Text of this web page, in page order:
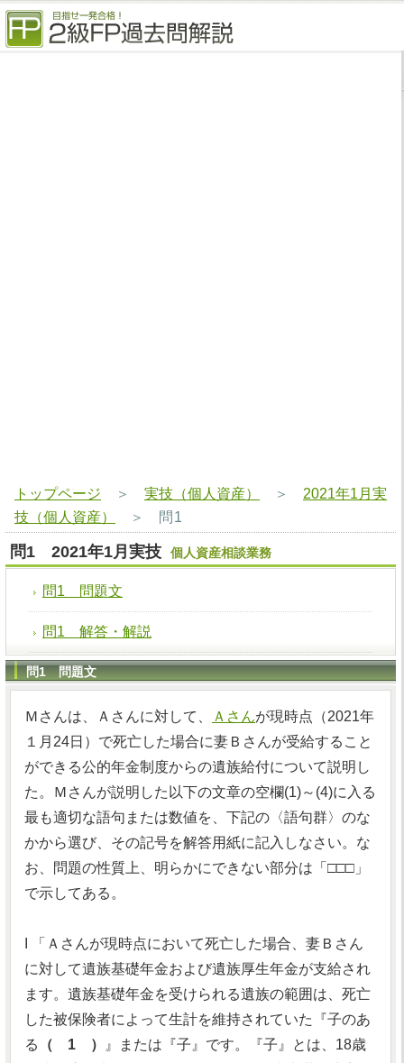
トップページ ＞ 実技（個人資産） ＞ 2021年1月実
技（個人資産）
＞ 問1
問1 2021年1月実技 個人資産相談業務
問1 問題文
問1 解答・解説
問1 問題文
Ｍさんは、Ａさんに対して、 Ａさんが現時点（2021年
１月24日）で死亡した場合に妻Ｂさんが受給すること
ができる公的年金制度からの遺族給付について説明し
た。Ｍさんが説明した以下の文章の空欄(1)～(4)に入る
最も適切な語句または数値を、下記の〈語句群〉のな
かから選び、その記号を解答用紙に記入しなさい。な
お、問題の性質上、明らかにできない部分は「□□□」
で示してある。
I 「Ａさんが現時点において死亡した場合、妻Ｂさん
に対して遺族基礎年金および遺族厚生年金が支給され
ます。遺族基礎年金を受けられる遺族の範囲は、死亡
した被保険者によって生計を維持されていた『子のあ
る
（ 1 ）
』または『子』です。『子』とは、18歳